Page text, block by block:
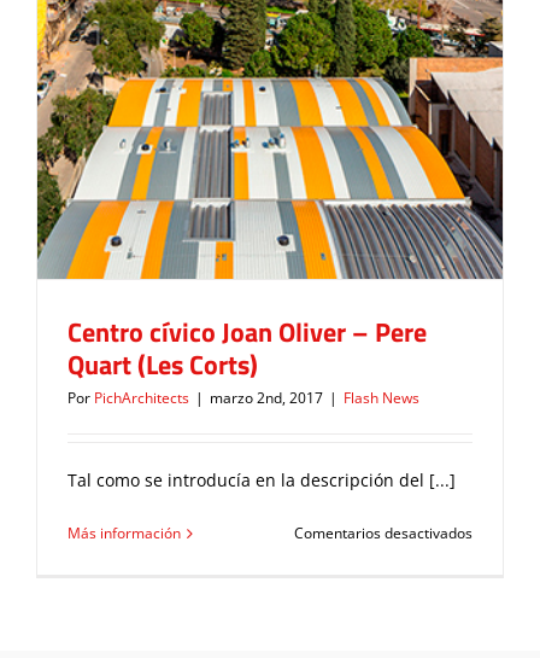
Centro cívico Joan Oliver – Pere Quart
(Les Corts)
Flash News
Centro cívico Joan Oliver – Pere
Quart (Les Corts)
Por PichArchitects | marzo 2nd, 2017 | Flash News
Tal como se introducía en la descripción del [...]
Más información Comentarios desactivadosen